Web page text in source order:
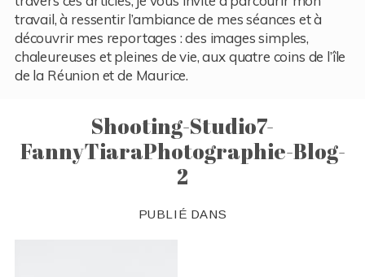
travail, à ressentir l’ambiance de mes séances et à
découvrir mes reportages : des images simples,
chaleureuses et pleines de vie, aux quatre coins de l’île
de la Réunion et de Maurice.
Shooting-Studio7-
FannyTiaraPhotographie-Blog-
2
PUBLIÉ DANS